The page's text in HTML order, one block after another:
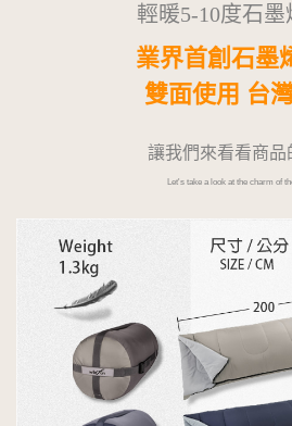
輕暖5-10度石墨
業界首創石墨
雙面使用 台
讓我們來看看商品
Let's take a look at the charm of